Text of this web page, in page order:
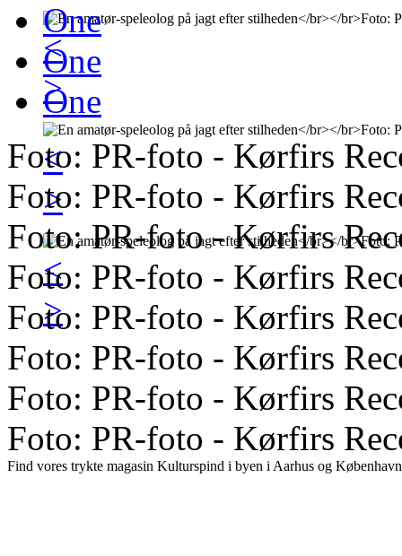
<
>
<
>
<
>
One
One
One
Foto: PR-foto - Kørfirs
Foto: PR-foto - Kørfirs
Foto: PR-foto - Kørfirs
Foto: PR-foto - Kørfirs
Foto: PR-foto - Kørfirs
Foto: PR-foto - Kørfirs
Foto: PR-foto - Kørfirs
Foto: PR-foto - Kørfirs
Find vores trykte magasin Kulturspind i byen i Aarhus og København